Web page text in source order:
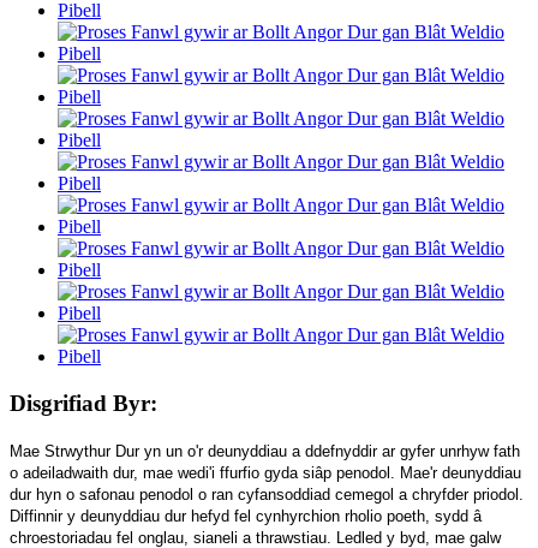
Disgrifiad Byr:
Mae Strwythur Dur yn un o'r deunyddiau a ddefnyddir ar gyfer unrhyw fath
o adeiladwaith dur, mae wedi'i ffurfio gyda siâp penodol. Mae'r deunyddiau
dur hyn o safonau penodol o ran cyfansoddiad cemegol a chryfder priodol.
Diffinnir y deunyddiau dur hefyd fel cynhyrchion rholio poeth, sydd â
chroestoriadau fel onglau, sianeli a thrawstiau. Ledled y byd, mae galw